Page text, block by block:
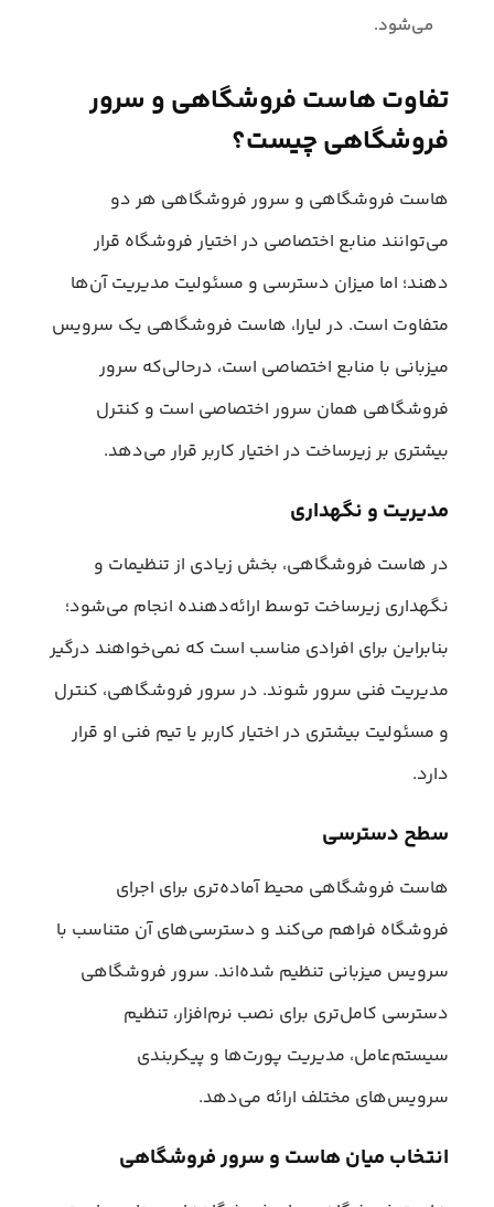
می‌شود.
تفاوت هاست فروشگاهی و سرور
فروشگاهی چیست؟
هاست فروشگاهی و سرور فروشگاهی هر دو
می‌توانند منابع اختصاصی در اختیار فروشگاه قرار
دهند؛ اما میزان دسترسی و مسئولیت مدیریت آن‌ها
متفاوت است. در لیارا، هاست فروشگاهی یک سرویس
میزبانی با منابع اختصاصی است، درحالی‌که سرور
فروشگاهی همان سرور اختصاصی است و کنترل
بیشتری بر زیرساخت در اختیار کاربر قرار می‌دهد.
مدیریت و نگهداری
در هاست فروشگاهی، بخش زیادی از تنظیمات و
نگهداری زیرساخت توسط ارائه‌دهنده انجام می‌شود؛
بنابراین برای افرادی مناسب است که نمی‌خواهند درگیر
مدیریت فنی سرور شوند. در سرور فروشگاهی، کنترل
و مسئولیت بیشتری در اختیار کاربر یا تیم فنی او قرار
دارد.
سطح دسترسی
هاست فروشگاهی محیط آماده‌تری برای اجرای
فروشگاه فراهم می‌کند و دسترسی‌های آن متناسب با
سرویس میزبانی تنظیم شده‌اند. سرور فروشگاهی
دسترسی کامل‌تری برای نصب نرم‌افزار، تنظیم
سیستم‌عامل، مدیریت پورت‌ها و پیکربندی
سرویس‌های مختلف ارائه می‌دهد.
انتخاب میان هاست و سرور فروشگاهی